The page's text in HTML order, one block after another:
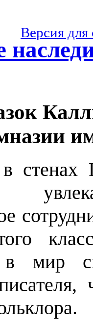
Версия
в
в мир